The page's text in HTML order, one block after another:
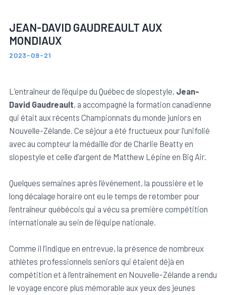
Inscrire un club de ski
Programmes sport-études
Équipe de sauts du Québec
Événements et Résultats
Ressources générales
Ressources pour entraîneurs
Travailler avec nous
Nouvelles
Faire un don
Nous contacter
Signaler un abus sportif
JEAN-DAVID GAUDREAULT AUX
MONDIAUX
2023-09-21
L’entraîneur de l’équipe du Québec de slopestyle, Jean-
David Gaudreault, a accompagné la formation canadienne
qui était aux récents Championnats du monde juniors en
Nouvelle-Zélande. Ce séjour a été fructueux pour l’unifolié
avec au compteur la médaille d’or de Charlie Beatty en
slopestyle et celle d’argent de Matthew Lépine en Big Air.
Quelques semaines après l’événement, la poussière et le
long décalage horaire ont eu le temps de retomber pour
l’entraîneur québécois qui a vécu sa première compétition
internationale au sein de l’équipe nationale.
Comme il l’indique en entrevue, la présence de nombreux
athlètes professionnels seniors qui étaient déjà en
compétition et à l’entraînement en Nouvelle-Zélande a rendu
le voyage encore plus mémorable aux yeux des jeunes